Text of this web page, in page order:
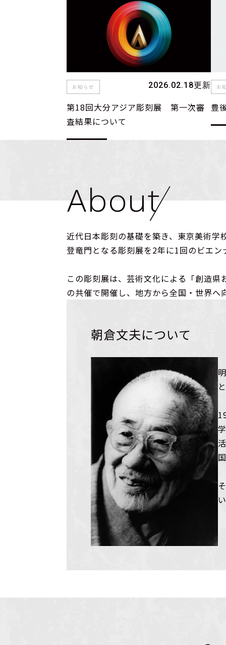
お知らせ 2026.02.18更新
第18回大分アジア彫刻展 第一次審
査結果について
お
豊
About
近代日本彫刻の基礎を築き、東京美術
登竜門となる彫刻展を2年に1回のビエ
この彫刻展は、芸術文化による「創造
の共催で開催し、地方から全国・世界
朝倉文夫について